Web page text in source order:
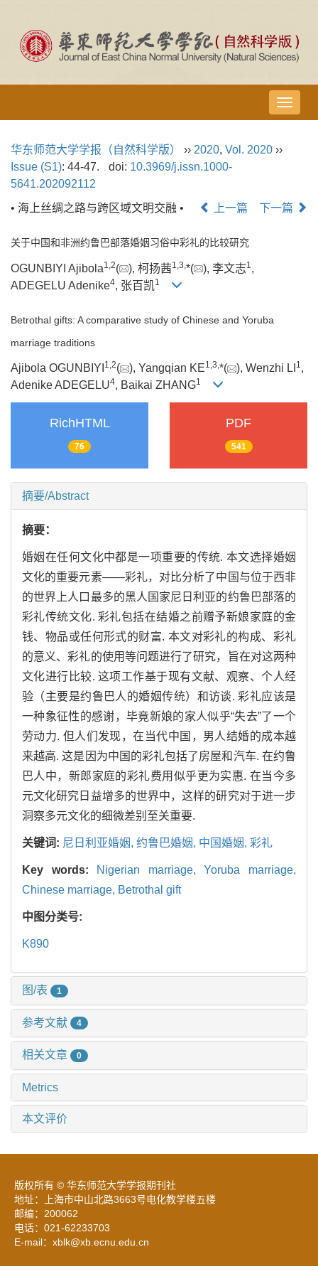
导
航
华东师范大学学报（自然科学版） ›› 2020, Vol. 2020 ››
Issue (S1): 44-47. doi: 10.3969/j.issn.1000-
5641.202092112
• 海上丝绸之路与跨区域文明交融 •
上一篇 下一篇
关于中国和非洲约鲁巴部落婚姻习俗中彩礼的比较研究
OGUNBIYI Ajibola1, 2( ), 柯扬茜1, 3, *( ), 李文志1 ,
ADEGELU Adenike4, 张百凯1
Betrothal gifts: A comparative study of Chinese and Yoruba
marriage traditions
Ajibola OGUNBIYI 1,2( ), Yangqian KE1,3,*( ), Wenzhi LI 1,
Adenike ADEGELU4, Baikai ZHANG1
RichHTML
76
PDF
541
摘要/Abstract
摘要：
婚姻在任何文化中都是一项重要的传统. 本文选择婚姻
文化的重要元素——彩礼，对比分析了中国与位于西非
的世界上人口最多的黑人国家尼日利亚的约鲁巴部落的
彩礼传统文化. 彩礼包括在结婚之前赠予新娘家庭的金
钱、物品或任何形式的财富. 本文对彩礼的构成、彩礼
的意义、彩礼的使用等问题进行了研究，旨在对这两种
文化进行比较. 这项工作基于现有文献、观察、个人经
验（主要是约鲁巴人的婚姻传统）和访谈. 彩礼应该是
一种象征性的感谢，毕竟新娘的家人似乎“失去”了一个
劳动力. 但人们发现，在当代中国，男人结婚的成本越
来越高. 这是因为中国的彩礼包括了房屋和汽车. 在约鲁
巴人中，新郎家庭的彩礼费用似乎更为实惠. 在当今多
元文化研究日益增多的世界中，这样的研究对于进一步
洞察多元文化的细微差别至关重要.
关键词: 尼日利亚婚姻, 约鲁巴婚姻, 中国婚姻, 彩礼
Key words: Nigerian marriage,Yoruba marriage,
Chinese marriage, Betrothal gift
中图分类号:
K890
图/表 1
参考文献 4
相关文章 0
Metrics
本文评价
版权所有 © 华东师范大学学报期刊社
地址：上海市中山北路3663号电化教学楼五楼
邮编：200062
电话：021-62233703
E-mail：xblk@xb.ecnu.edu.cn